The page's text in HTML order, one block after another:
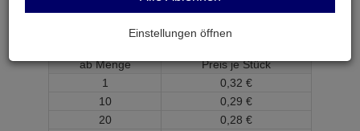
567732;0
ab Menge
Preis je Stück
1
0, 32 €
10
0, 29 €
20
0, 28 €
Einstellungen öffnen